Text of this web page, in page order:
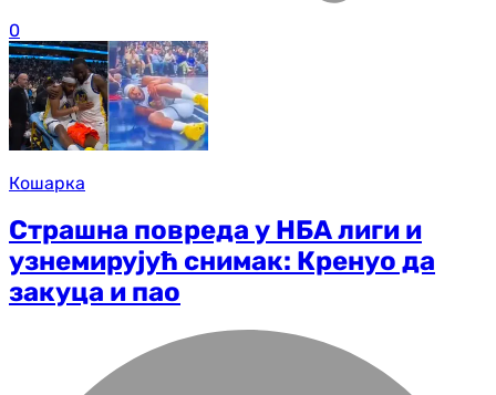
0
Кошарка
Страшна повреда у НБА лиги и
узнемирујућ снимак: Кренуо да
закуца и пао